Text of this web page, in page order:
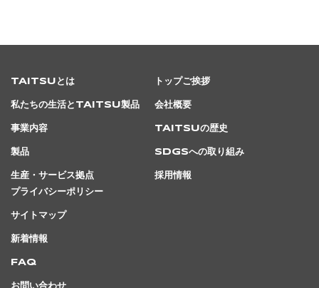
TAITSUとは
私たちの生活とTAITSU製品
事業内容
製品
生産・サービス拠点
トップご挨拶
会社概要
TAITSUの歴史
SDGsへの取り組み
採用情報
プライバシーポリシー
サイトマップ
新着情報
FAQ
お問い合わせ